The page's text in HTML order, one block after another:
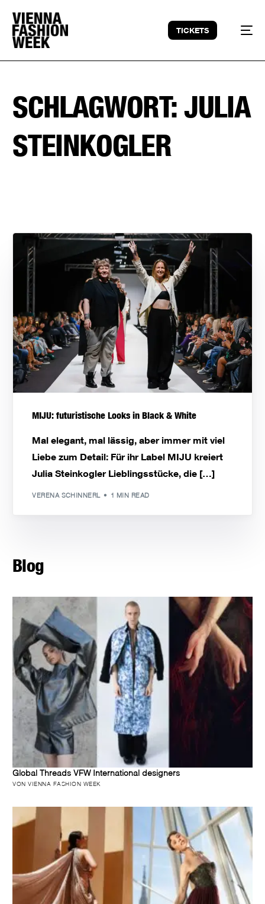
TICKETS
SCHLAGWORT:JULIA
STEINKOGLER
MIJU: futuristische Looks in Black & White
Mal elegant, mal lässig, aber immer mit viel
Liebe zum Detail: Für ihr Label MIJU kreiert
Julia Steinkogler Lieblingsstücke, die […]
VERENA SCHINNERL 1 MIN READ
Blog
Global Threads VFW International designers
VON VIENNA FASHION WEEK